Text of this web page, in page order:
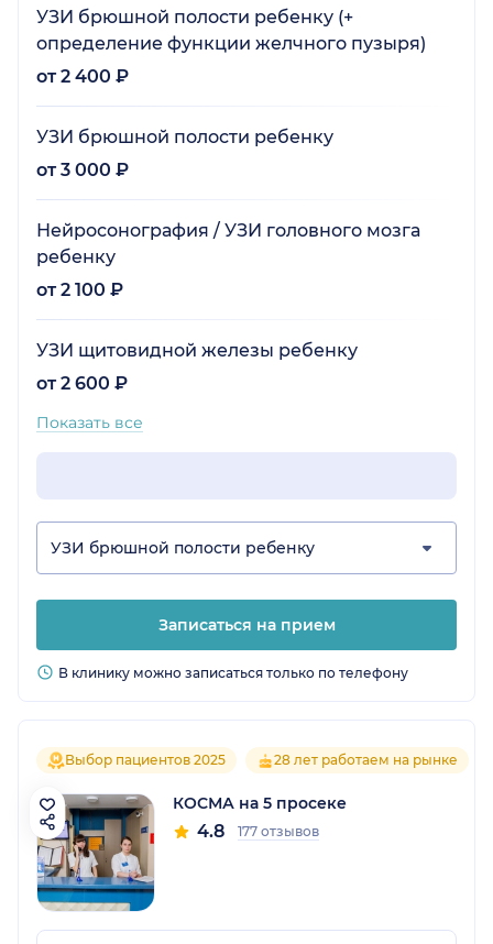
УЗИ брюшной полости ребенку (+
определение функции желчного пузыря)
от 2 400 ₽
УЗИ брюшной полости ребенку
от 3 000 ₽
Нейросонография / УЗИ головного мозга
ребенку
от 2 100 ₽
УЗИ щитовидной железы ребенку
от 2 600 ₽
Показать все
УЗИ брюшной полости ребенку
Записаться на прием
В клинику можно записаться только по телефону
Выбор пациентов 2025 28 лет работаем на рынке
КОСМА на 5 просеке
4.8 177 отзывов